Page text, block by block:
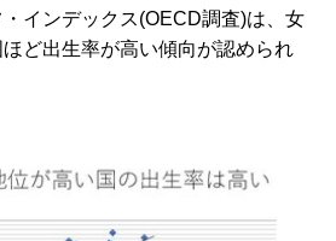
インデックス(OECD調査)は、女
ど出生率が高い傾向が認められ